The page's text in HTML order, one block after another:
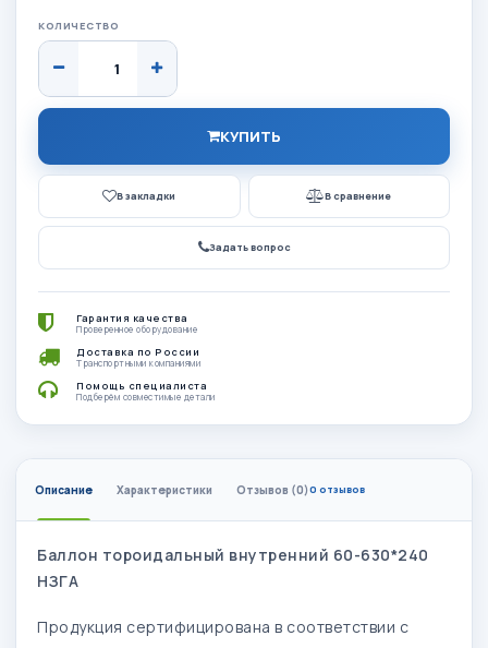
КОЛИЧЕСТВО
КУПИТЬ
В закладки В сравнение
Задать вопрос
Гарантия качества
Проверенное оборудование
Доставка по России
Транспортными компаниями
Помощь специалиста
Подберём совместимые детали
Описание Характеристики Отзывов (0)0 отзывов
Баллон тороидальный внутренний 60-630*240
НЗГА
Продукция сертифицирована в соответствии с